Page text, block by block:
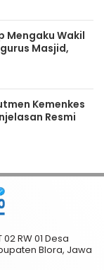
Mengaku Wakil
Masjid,
Kemenkes
Resmi
RW 01 Desa
Blora, Jawa